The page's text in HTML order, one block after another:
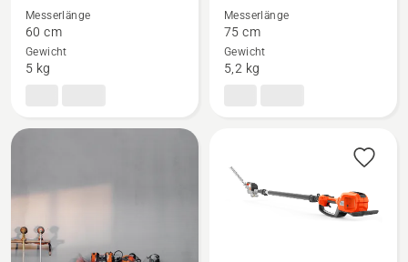
zu
522HDR60X
anzeigen
Messerlänge
60 cm
Gewicht
5 kg
zu
522HDR75X
anzeigen
Messerlänge
75 cm
Gewicht
5,2 kg